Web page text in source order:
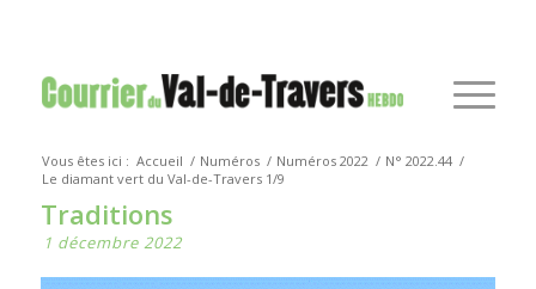
Vous êtes ici : Accueil / Numéros / Numéros 2022 / N° 2022.44 /
Le diamant vert du Val-de-Travers 1/9
Traditions
1 décembre 2022